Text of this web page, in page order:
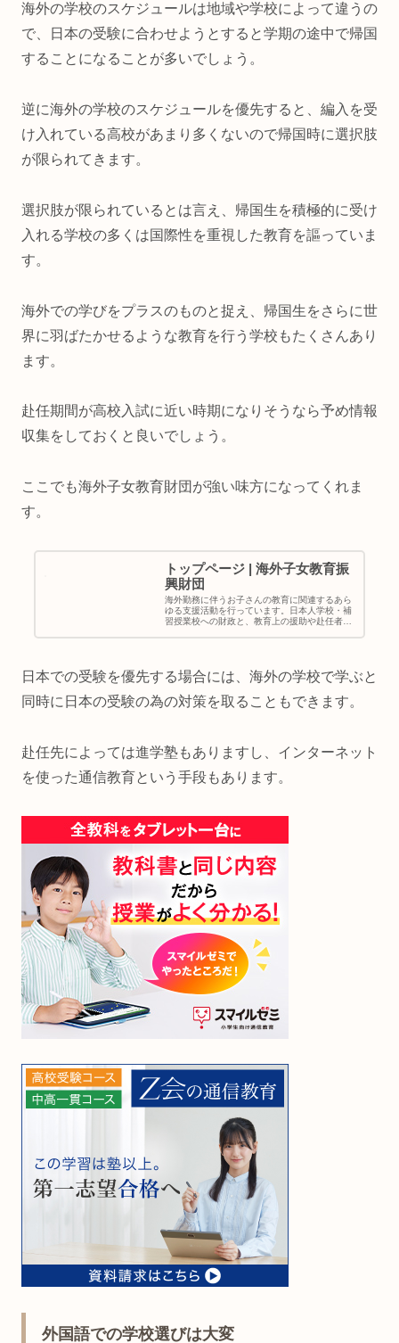
海外の学校のスケジュールは地域や学校によって違うの
で、日本の受験に合わせようとすると学期の途中で帰国
することになることが多いでしょう。
逆に海外の学校のスケジュールを優先すると、編入を受
け入れている高校があまり多くないので帰国時に選択肢
が限られてきます。
選択肢が限られているとは言え、帰国生を積極的に受け
入れる学校の多くは国際性を重視した教育を謳っていま
す。
海外での学びをプラスのものと捉え、帰国生をさらに世
界に羽ばたかせるような教育を行う学校もたくさんあり
ます。
赴任期間が高校入試に近い時期になりそうなら予め情報
収集をしておくと良いでしょう。
ここでも海外子女教育財団が強い味方になってくれま
す。
トップページ | 海外子女教育振
興財団
海外勤務に伴うお子さんの教育に関連するあら
ゆる支援活動を行っています。日本人学校・補
習授業校への財政と、教育上の援助や赴任者・
日本での受験を優先する場合には、海外の学校で学ぶと
同時に日本の受験の為の対策を取ることもできます。
赴任先によっては進学塾もありますし、インターネット
を使った通信教育という手段もあります。
外国語での学校選びは大変